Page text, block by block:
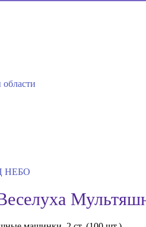
НЕБО